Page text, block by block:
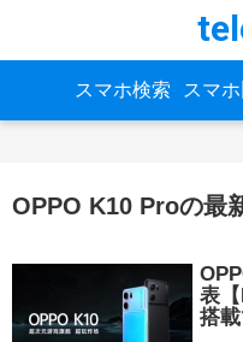
スマホ検索 スマ
OPPO K10 Proの最
表
搭載